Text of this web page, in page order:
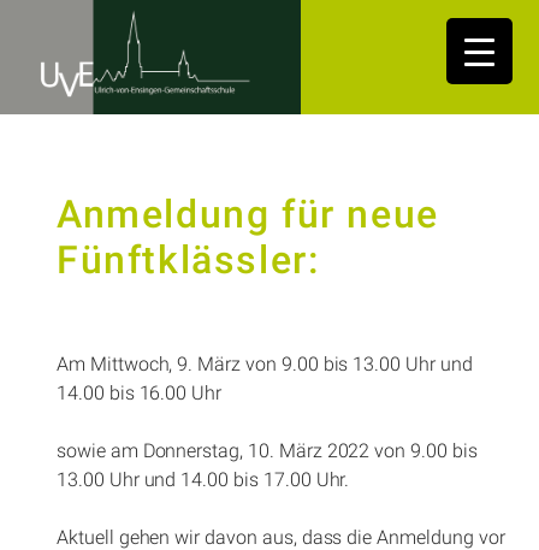
Anmeldung für neue
Fünftklässler:
Am Mittwoch, 9. März von 9.00 bis 13.00 Uhr und
14.00 bis 16.00 Uhr
sowie am Donnerstag, 10. März 2022 von 9.00 bis
13.00 Uhr und 14.00 bis 17.00 Uhr.
Aktuell gehen wir davon aus, dass die Anmeldung vor